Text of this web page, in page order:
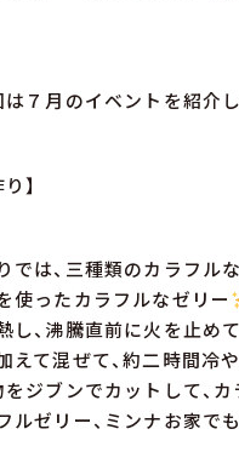
は７月のイベントを紹介
】
では、三種類のカラフル
使ったカラフルなゼリー
し、沸騰直前に火を止め
えて混ぜて、約二時間冷
をジブンでカットして、
ルゼリー、ミンナお家で